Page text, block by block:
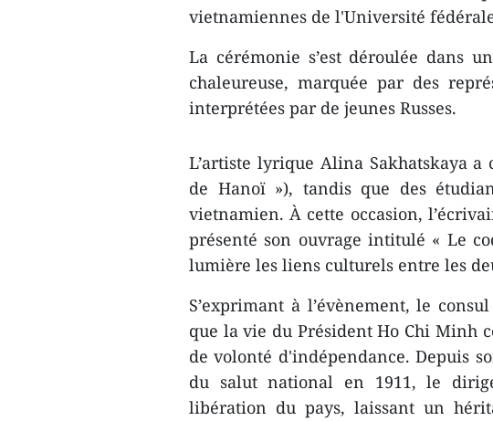
vietnamiennes de l'Université
La cérémonie s’est déroulée dans
chaleureuse, marquée par des
interprétées par de jeunes Russes.
L’artiste lyrique Alina Sakhatskaya
de Hanoï »), tandis que des
vietnamien. À cette occasion,
présenté son ouvrage intitulé « Le
lumière les liens culturels entre les
S’exprimant à l’évènement, le
que la vie du Président Ho Chi Minh
de volonté d'indépendance. Depuis
du salut national en 1911, le
libération du pays, laissant un